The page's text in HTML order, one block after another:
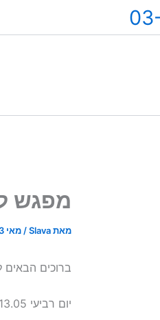
מפגש
מאתSlava
/ מאי 13, 2026
ברוכים הבאים
יום רביעי 13.05בשעה 18:30 באשכול פיס רמת גן